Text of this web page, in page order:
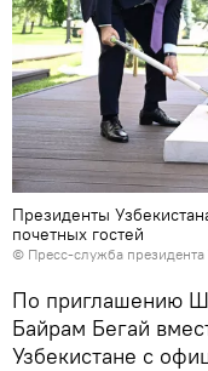
Президенты
почетных гостей
© Пресс-служба президента
По приглашению
Байрам Бегай
Узбекистане с